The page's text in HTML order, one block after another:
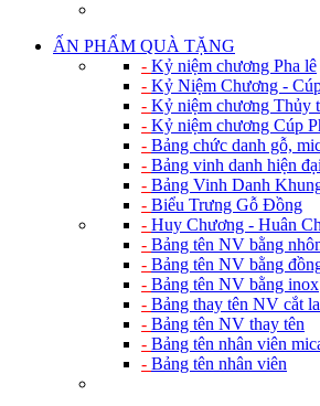
ẤN PHẨM QUÀ TẶNG
- Kỷ niệm chương Pha lê
- Kỷ Niệm Chương -
- Kỷ niệm chương Thủy
- Kỷ niệm chương Cúp
- Bảng chức danh gỗ,
- Bảng vinh danh hiện đại
- Bảng Vinh Danh
- Biểu Trưng Gỗ Đồng
- Huy Chương - Huân
- Bảng tên NV bằng
- Bảng tên NV bằng
- Bảng tên NV bằng inox
- Bảng thay tên NV cắt
- Bảng tên NV thay tên
- Bảng tên nhân viên
- Bảng tên nhân viên